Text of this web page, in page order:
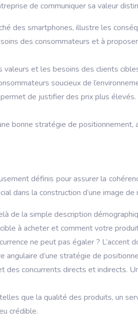
de communiquer sa valeur
des smartphones, illustre les
des consommateurs et à
et les besoins des clients
soucieux de
de justifier des prix plus
bonne stratégie de
définis pour assurer la
dans la construction d’une image
la simple description
à acheter et comment votre
ne peut pas égaler ? L’accent
d’une stratégie de
concurrents directs et indirects.
que la qualité des produits, un
crédible.